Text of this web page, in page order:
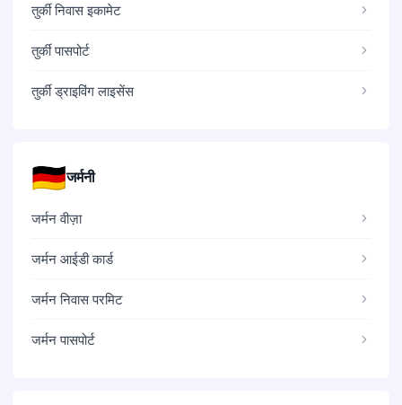
तुर्की निवास इकामेट
तुर्की पासपोर्ट
तुर्की ड्राइविंग लाइसेंस
🇩🇪जर्मनी
जर्मन वीज़ा
जर्मन आईडी कार्ड
जर्मन निवास परमिट
जर्मन पासपोर्ट